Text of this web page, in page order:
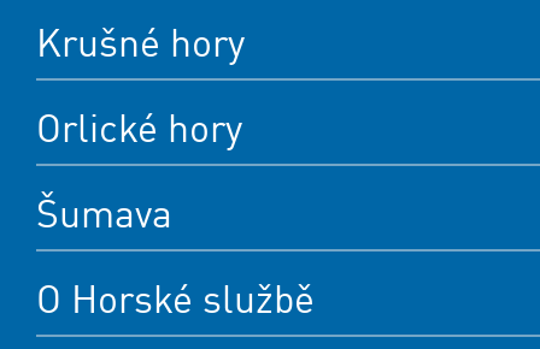
Krušné hory
Orlické hory
Šumava
O Horské službě